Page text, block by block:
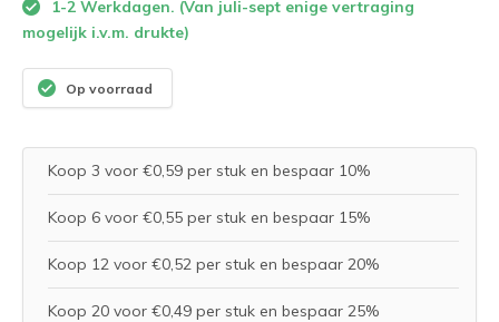
1-2 Werkdagen. (Van juli-sept enige vertraging
mogelijk i.v.m. drukte)
Op voorraad
Koop 3 voor €0,59 per stuk en bespaar 10%
Koop 6 voor €0,55 per stuk en bespaar 15%
Koop 12 voor €0,52 per stuk en bespaar 20%
Koop 20 voor €0,49 per stuk en bespaar 25%